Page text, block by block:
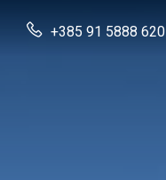
+385 91 5888 620